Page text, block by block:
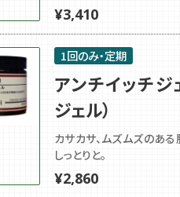
¥3,410
1回のみ・定期
アンチイッチジ
ジェル）
カサカサ、ムズムズのあ
しっとりと。
¥2,860